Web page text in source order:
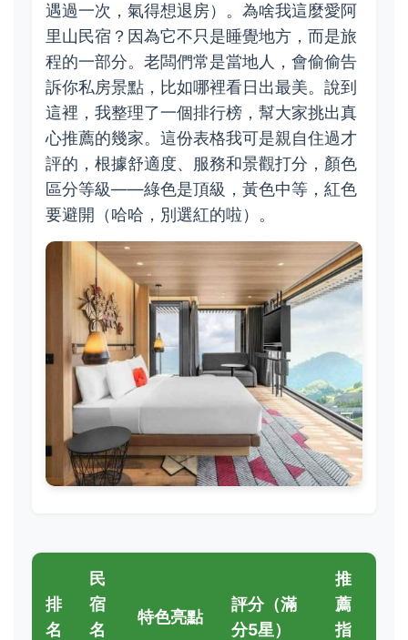
遇過一次，氣得想退房）。為啥我這麼愛阿
里山民宿？因為它不只是睡覺地方，而是旅
程的一部分。老闆們常是當地人，會偷偷告
訴你私房景點，比如哪裡看日出最美。說到
這裡，我整理了一個排行榜，幫大家挑出真
心推薦的幾家。這份表格我可是親自住過才
評的，根據舒適度、服務和景觀打分，顏色
區分等級——綠色是頂級，黃色中等，紅色
要避開（哈哈，別選紅的啦）。
排
名
民
宿
名
特色亮點
評分（滿
分5星）
推
薦
指